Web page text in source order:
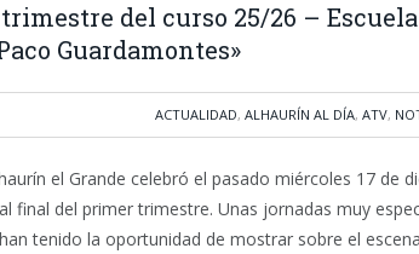
del curso 25/26 – Escuela
Guardamontes»
ACTUALIDAD, ALHAURÍN AL DÍA, ATV,
el Grande celebró el pasado miércoles 17 de
final del primer trimestre. Unas jornadas muy
tenido la oportunidad de mostrar sobre el